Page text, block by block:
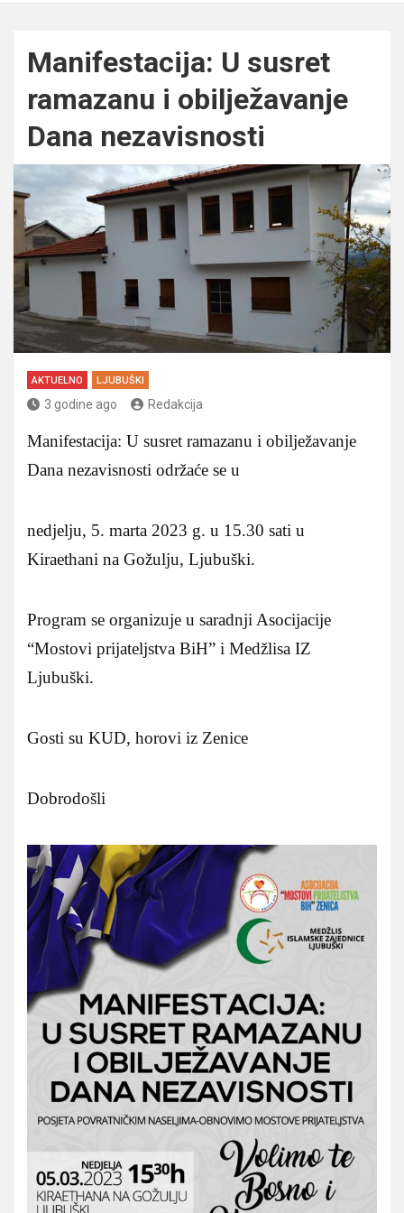
Manifestacija: U susret
ramazanu i obilježavanje
Dana nezavisnosti
AKTUELNO LJUBUŠKI
3 godine ago Redakcija
Manifestacija: U susret ramazanu i obilježavanje
Dana nezavisnosti održaće se u
nedjelju, 5. marta 2023 g. u 15.30 sati u
Kiraethani na Gožulju, Ljubuški.
Program se organizuje u saradnji Asocijacije
“Mostovi prijateljstva BiH” i Medžlisa IZ
Ljubuški.
Gosti su KUD, horovi iz Zenice
Dobrodošli